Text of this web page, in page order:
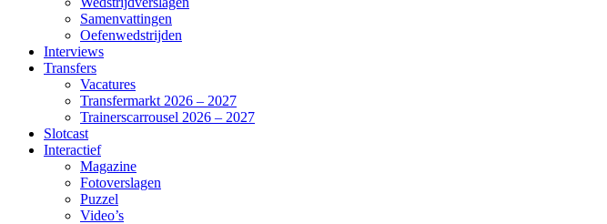
Samenvattingen
Oefenwedstrijden
Interviews
Transfers
Vacatures
Transfermarkt 2026 – 2027
Trainerscarrousel 2026 – 2027
Slotcast
Interactief
Magazine
Fotoverslagen
Puzzel
Video’s